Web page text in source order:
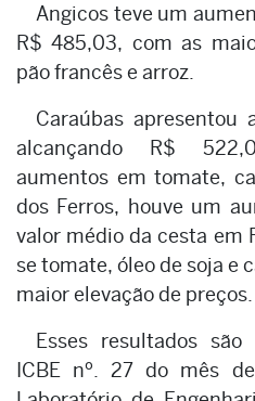
Angicos teve um
R$ 485,03, com as
pão francês e arroz.
Caraúbas apresentou
alcançando R$
aumentos em tomate,
dos Ferros, houve um
valor médio da cesta em
se tomate, óleo de soja e
maior elevação de preços.
Esses resultados
ICBE nº. 27 do mês